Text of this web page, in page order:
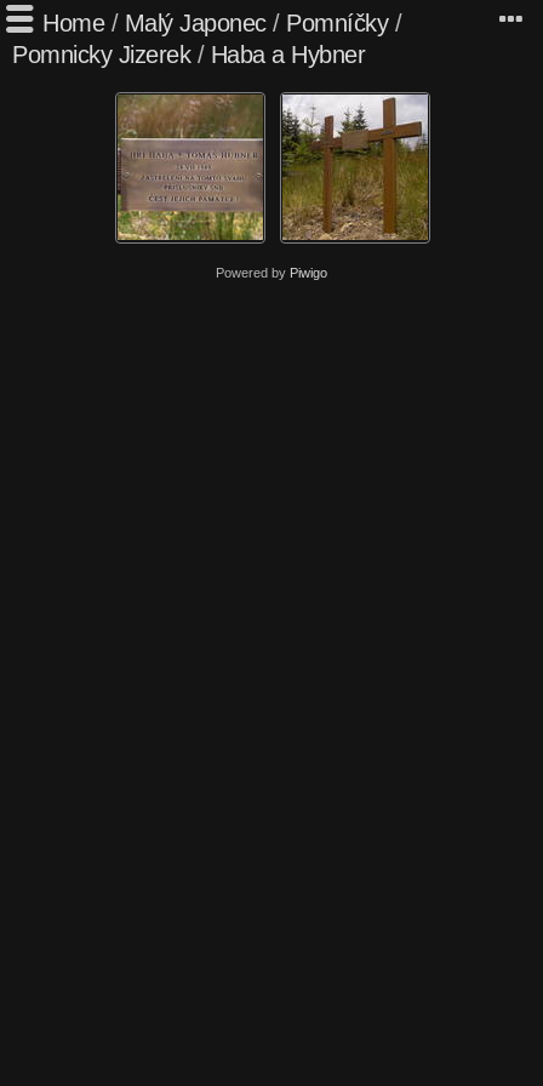
Home/ Malý Japonec/ Pomníčky/
Pomnicky Jizerek/ Haba a Hybner
Powered by Piwigo